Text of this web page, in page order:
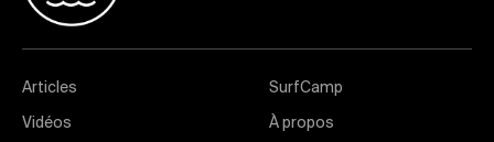
Articles
Vidéos
SurfCamp
À propos